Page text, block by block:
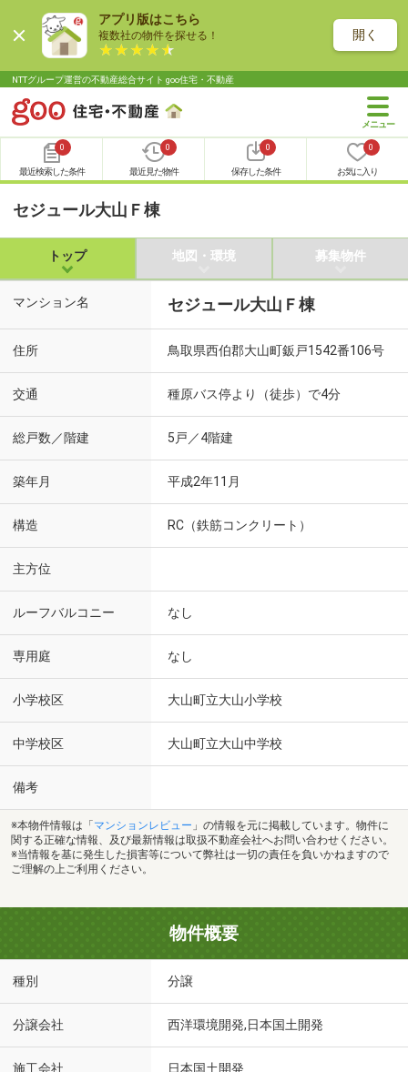
アプリ版はこちら
複数社の物件を探せる！ 開く
NTTグループ運営の不動産総合サイト goo住宅・不動産
0
最近検索した条件
0
最近見た物件
0
保存した条件
0
お気に入り
セジュール大山Ｆ棟
トップ 地図・環境 募集物件
マンション名 セジュール大山Ｆ棟
住所 鳥取県西伯郡大山町鈑戸1542番106号
交通 種原バス停より（徒歩）で4分
総戸数／階建 5戸／4階建
築年月 平成2年11月
構造 RC（鉄筋コンクリート）
主方位
ルーフバルコニー なし
専用庭 なし
小学校区 大山町立大山小学校
中学校区 大山町立大山中学校
備考
※本物件情報は「 マンションレビュー 」の情報を元に掲載しています。物件に
関する正確な情報、及び最新情報は取扱不動産会社へお問い合わせください。
※当情報を基に発生した損害等について弊社は一切の責任を負いかねますので
ご理解の上ご利用ください。
物件概要
種別 分譲
分譲会社 西洋環境開発,日本国土開発
施工会社 日本国土開発